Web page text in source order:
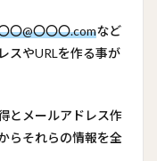
〇@〇〇〇.comなど
スやURLを作る事が
とメールアドレス作
らそれらの情報を全